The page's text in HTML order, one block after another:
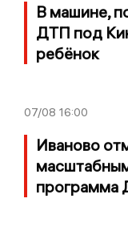
В машине,
ДТП под
ребёнок
07/08 16:00
Иваново
программа